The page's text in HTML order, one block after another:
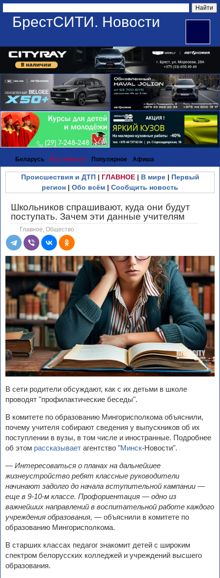
БрестСИТИ. Новости
Беларусь Все новости Популярное Афиша
Происшествия и ДТП| ГЛАВНОЕ| В мире| Первый
регион | Обо всём | Сообщить новость
Школьников спрашивают, куда они будут
поступать. Зачем эти данные учителям
Главное Общество
В сети родители обсуждают, как с их детьми в школе
проводят "профилактические беседы".
В комитете по образованию Мингорисполкома объяснили,
почему учителя собирают сведения у выпускников об их
поступлении в вузы, в том числе и иностранные. Подробнее
об этом рассказывает агентство "Минск-Новости".
— Интересоваться о планах на дальнейшее
жизнеустройство ребят классные руководители
начинают задолго до начала вступительной кампании —
еще в 9-10-м классе. Профориентация — одно из
важнейших направлений в воспитательной работе каждого
учреждения образования, — объяснили в комитете по
образованию Мингорисполкома.
В старших классах педагог знакомит детей с широким
спектром белорусских колледжей и учреждений высшего
образования.